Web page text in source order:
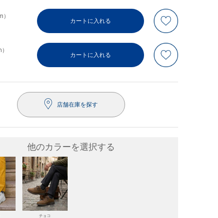
カートに入れる
カートに入れる
店舗在庫を探す
他のカラーを選択する
チョコ